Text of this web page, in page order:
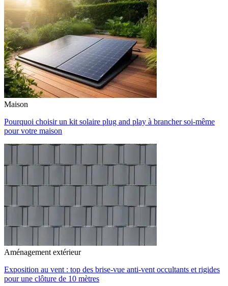
Maison
Pourquoi choisir un kit solaire plug and play à brancher soi-même
pour votre maison
Aménagement extérieur
Exposition au vent : top des brise-vue anti-vent occultants et rigides
pour une clôture de 10 mètres